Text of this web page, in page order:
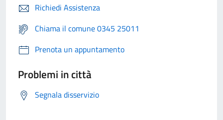
Richiedi Assistenza
Chiama il comune 0345 25011
Prenota un appuntamento
Problemi in città
Segnala disservizio